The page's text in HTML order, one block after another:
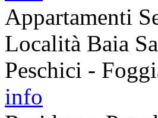
Appartamenti
Località Baia
Peschici -
info